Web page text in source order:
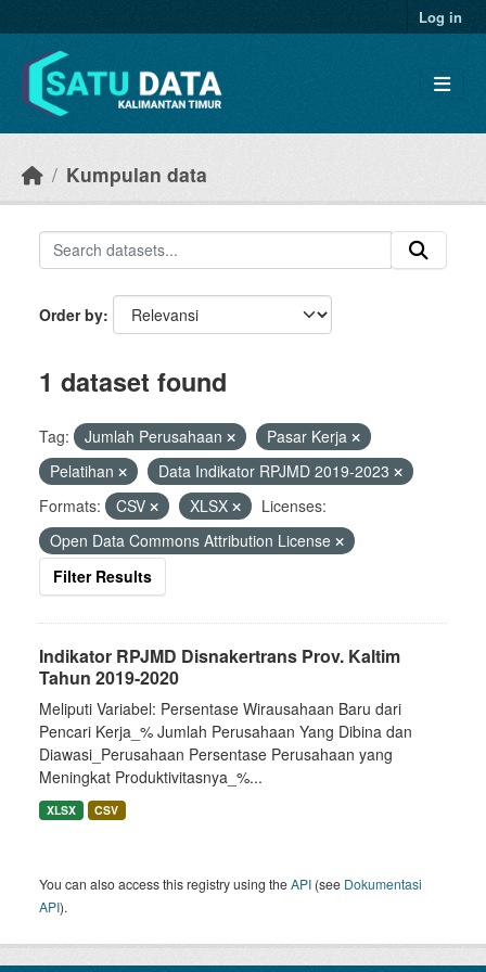
Log in
Kumpulan data
Order by
1 dataset found
Tag: Jumlah Perusahaan
Pasar Kerja
Pelatihan
Data Indikator RPJMD 2019-2023
Formats:
CSV XLSX
Licenses:
Open Data Commons Attribution License
Filter Results
Indikator RPJMD Disnakertrans Prov. Kaltim
Tahun 2019-2020
Meliputi Variabel: Persentase Wirausahaan Baru dari
Pencari Kerja_% Jumlah Perusahaan Yang Dibina dan
Diawasi_Perusahaan Persentase Perusahaan yang
Meningkat Produktivitasnya_%...
XLSX CSV
You can also access this registry using theAPI (see Dokumentasi
API).